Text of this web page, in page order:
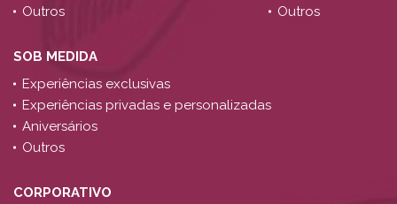
Outros
Outros
SOB MEDIDA
Experiências exclusivas
Experiências privadas e personalizadas
Aniversários
Outros
CORPORATIVO